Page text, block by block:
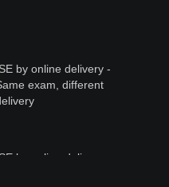
by online delivery -
exam, different
by online delivery -